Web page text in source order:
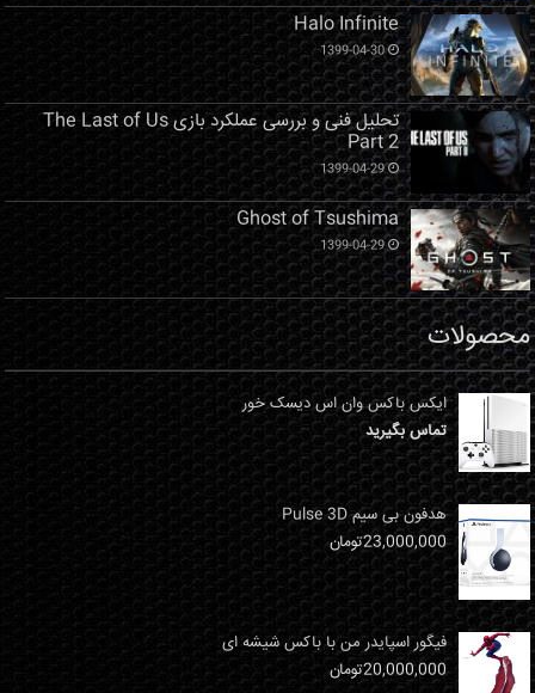
Halo Infinite
1399-04-30
تحلیل فنی و بررسی عملکرد بازی The Last of Us
Part 2
1399-04-29
Ghost of Tsushima
1399-04-29
محصولات
ایکس باکس وان اس دیسک خور
تماس بگیرید
هدفون بی سیم Pulse 3D
23,000,000تومان
فیگور اسپایدر من با باکس شیشه ای
20,000,000تومان